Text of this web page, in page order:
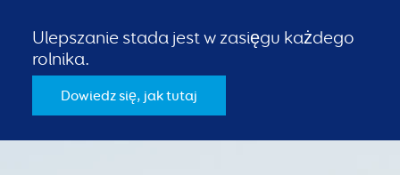
Ulepszanie stada jest w zasięgu każdego
rolnika.
Dowiedz się, jak tutaj